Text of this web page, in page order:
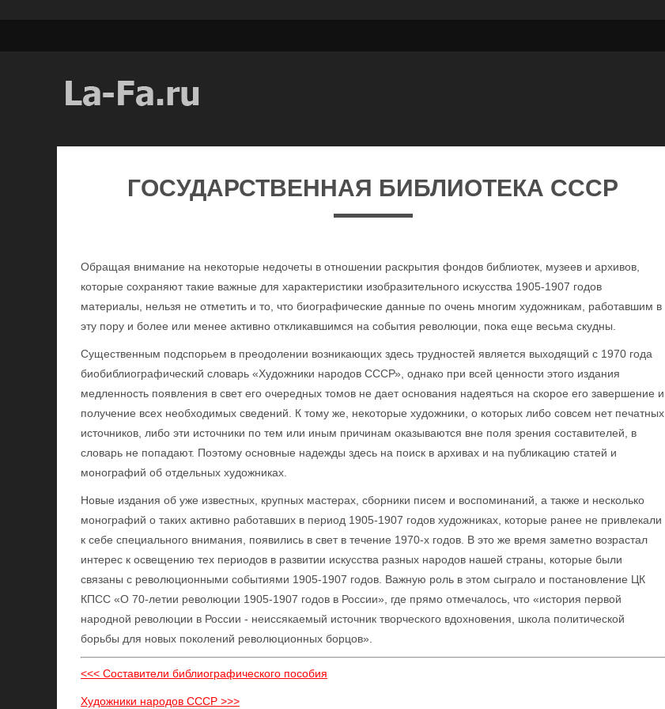
ГОСУДАРСТВЕННАЯ БИБЛИОТЕКА СССР
Обращая внимание на некоторые недочеты в отношении раскрытия фондов библиотек, музеев и архивов,
которые сохраняют такие важные для характеристики изобразительного искусства 1905-1907 годов
материалы, нельзя не отметить и то, что биографические данные по очень многим художникам, работавшим в
эту пору и более или менее активно откликавшимся на события революции, пока еще весьма скудны.
Существенным подспорьем в преодолении возникающих здесь трудностей является выходящий с 1970 года
биобиблиографический словарь «Художники народов СССР», однако при всей ценности этого издания
медленность появления в свет его очередных томов не дает основания надеяться на скорое его завершение и
получение всех необходимых сведений. К тому же, некоторые художники, о которых либо совсем нет печатных
источников, либо эти источники по тем или иным причинам оказываются вне поля зрения составителей, в
словарь не попадают. Поэтому основные надежды здесь на поиск в архивах и на публикацию статей и
монографий об отдельных художниках.
Новые издания об уже известных, крупных мастерах, сборники писем и воспоминаний, а также и несколько
монографий о таких активно работавших в период 1905-1907 годов художниках, которые ранее не привлекали
к себе специального внимания, появились в свет в течение 1970-х годов. В это же время заметно возрастал
интерес к освещению тех периодов в развитии искусства разных народов нашей страны, которые были
связаны с революционными событиями 1905-1907 годов. Важную роль в этом сыграло и постановление ЦК
КПСС «О 70-летии революции 1905-1907 годов в России», где прямо отмечалось, что «история первой
народной революции в России - неиссякаемый источник творческого вдохновения, школа политической
борьбы для новых поколений революционных борцов».
<<< Составители библиографического пособия
Художники народов СССР >>>